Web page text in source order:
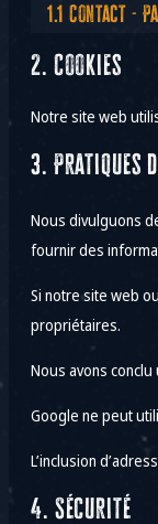
1.1 Contact -
2. Cookies
Notre site web
3. Pratiques
Nous divulguons
fournir des
Si notre site web
propriétaires.
Nous avons
Google ne peut
L’inclusion
4. Sécurité